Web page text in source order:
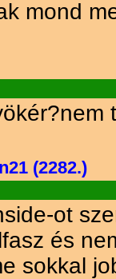
mond
(2282.)
ot
és
sokkal